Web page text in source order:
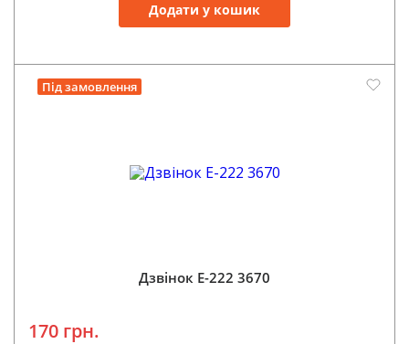
Додати у кошик
Під замовлення
Дзвінок Е-222 3670
170 грн.